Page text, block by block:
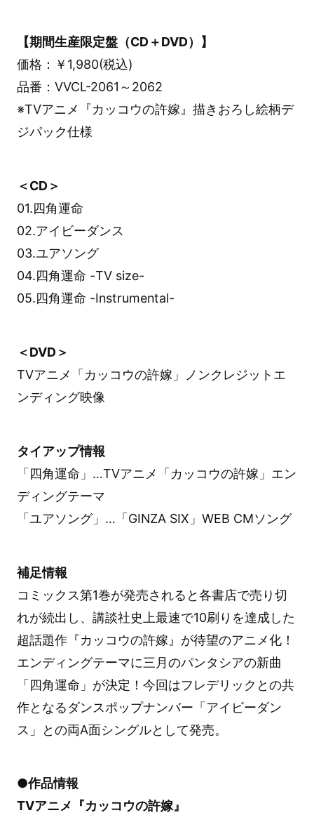
【期間生産限定盤（CD＋DVD）】
価格：￥1,980(税込)
品番：VVCL-2061～2062
※TVアニメ『カッコウの許嫁』描きおろし絵柄デ
ジパック仕様
＜CD＞
01.四角運命
02.アイビーダンス
03.ユアソング
04.四角運命 -TV size-
05.四角運命 -Instrumental-
＜DVD＞
TVアニメ「カッコウの許嫁」ノンクレジットエ
ンディング映像
タイアップ情報
「四角運命」…TVアニメ「カッコウの許嫁」エン
ディングテーマ
「ユアソング」…「GINZA SIX」WEB CMソング
補足情報
コミックス第1巻が発売されると各書店で売り切
れが続出し、講談社史上最速で10刷りを達成した
超話題作『カッコウの許嫁』が待望のアニメ化！
エンディングテーマに三月のパンタシアの新曲
「四角運命」が決定！今回はフレデリックとの共
作となるダンスポップナンバー「アイビーダン
ス」との両A面シングルとして発売。
●作品情報
TVアニメ『カッコウの許嫁』